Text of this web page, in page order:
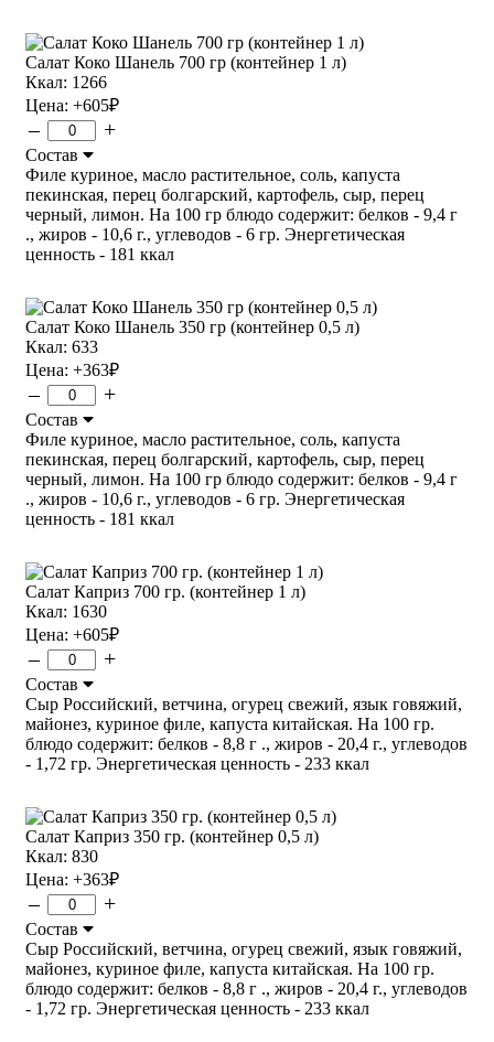
Салат Коко Шанель 700 гр (контейнер 1 л)
Ккал: 1266
Цена: +605₽
– +
Состав
Филе куриное, масло растительное, соль, капуста
пекинская, перец болгарский, картофель, сыр, перец
черный, лимон. На 100 гр блюдо содержит: белков - 9,4 г
., жиров - 10,6 г., углеводов - 6 гр. Энергетическая
ценность - 181 ккал
Салат Коко Шанель 350 гр (контейнер 0,5 л)
Ккал: 633
Цена: +363₽
– +
Состав
Филе куриное, масло растительное, соль, капуста
пекинская, перец болгарский, картофель, сыр, перец
черный, лимон. На 100 гр блюдо содержит: белков - 9,4 г
., жиров - 10,6 г., углеводов - 6 гр. Энергетическая
ценность - 181 ккал
Салат Каприз 700 гр. (контейнер 1 л)
Ккал: 1630
Цена: +605₽
– +
Состав
Сыр Российский, ветчина, огурец свежий, язык говяжий,
майонез, куриное филе, капуста китайская. На 100 гр.
блюдо содержит: белков - 8,8 г ., жиров - 20,4 г., углеводов
- 1,72 гр. Энергетическая ценность - 233 ккал
Салат Каприз 350 гр. (контейнер 0,5 л)
Ккал: 830
Цена: +363₽
– +
Состав
Сыр Российский, ветчина, огурец свежий, язык говяжий,
майонез, куриное филе, капуста китайская. На 100 гр.
блюдо содержит: белков - 8,8 г ., жиров - 20,4 г., углеводов
- 1,72 гр. Энергетическая ценность - 233 ккал